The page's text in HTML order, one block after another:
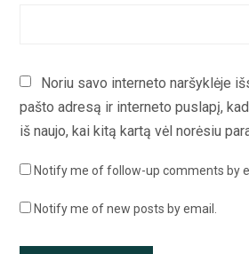
Noriu savo interneto naršyklėje
pašto adresą ir interneto puslapį,
iš naujo, kai kitą kartą vėl norėsiu
Notify me of follow-up comments by
Notify me of new posts by email.